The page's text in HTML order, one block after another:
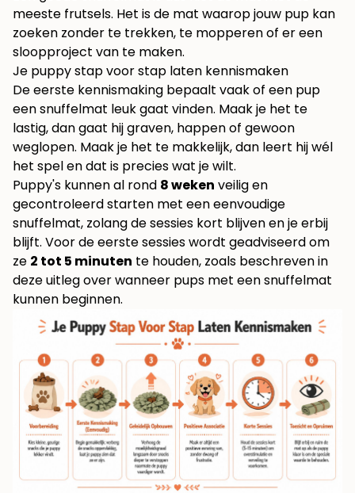
meeste frutsels. Het is de mat waarop jouw pup kan
zoeken zonder te trekken, te mopperen of er een
sloopproject van te maken.
Je puppy stap voor stap laten kennismaken
De eerste kennismaking bepaalt vaak of een pup
een snuffelmat leuk gaat vinden. Maak je het te
lastig, dan gaat hij graven, happen of gewoon
weglopen. Maak je het te makkelijk, dan leert hij wél
het spel en dat is precies wat je wilt.
Puppy's kunnen al rond 8 weken veilig en
gecontroleerd starten met een eenvoudige
snuffelmat, zolang de sessies kort blijven en je erbij
blijft. Voor de eerste sessies wordt geadviseerd om
ze 2 tot 5 minuten te houden, zoals beschreven in
deze uitleg overwanneer pups met een snuffelmat
kunnen beginnen.